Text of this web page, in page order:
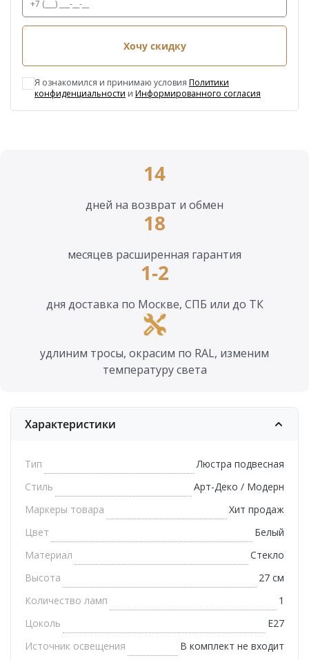
Хочу скидку
Я ознакомился и принимаю условия Политики
конфиденциальности и Информированного согласия
14
дней на возврат и обмен
18
месяцев расширенная гарантия
1-2
дня доставка по Москве, СПБ или до ТК
удлиним тросы, окрасим по RAL, изменим
температуру света
Характеристики
Тип
Люстра подвесная
Стиль
Арт-Деко / Модерн
Маркеры товара
Хит продаж
Цвет
Белый
Материал
Стекло
Высота
27 см
Количество ламп
1
Цоколь
E27
Источник освещения
В комплект не входит